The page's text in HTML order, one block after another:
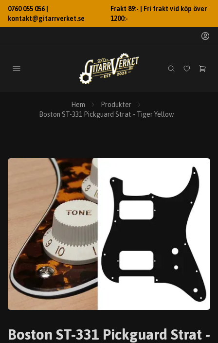
0760 055 056 |
kontakt@gitarrverket.se
Frakt 89:- | Fri frakt vid köp över
1200:-
Hem
Produkter
Boston ST-331 Pickguard Strat - Tiger Yellow
Boston ST-331 Pickguard Strat -